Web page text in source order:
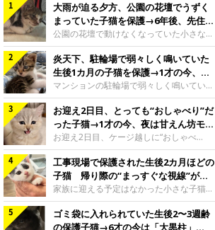
大雨が迫る夕方、公園の花壇でうずく
まっていた子猫を保護→6年後、先住猫
と“姉妹”のような関係に
公園の花壇で動けなくなっていた小さな子
猫。家族に迎えられてから6年、先住猫と
の間には深い絆が育まれていました。保護
当時のティダちゃん。
@muumuu62197189紹介するのは、
X（旧Twitter）ユーザー
@muumuu62197189さんの愛猫・ティダ
ちゃん（取材時6才）の成長記録です。こ
ちらは、生後3カ月ごろのティダちゃん。
飼い主さんが出会ったのは、夜から大雨に
なると予報されていた日の夕方でした。花
壇で動けずにいた子猫保護したばかりのテ
ィダちゃん。@muumuu62197189飼い主
さんは、公園の
炎天下、駐輪場で弱々しく鳴いていた
生後1カ月の子猫を保護→1才の今、筋
肉質でツンデレなコに成長
マンションの駐輪場で弱々しく鳴いてい
た、生後1カ月ほどの子猫。家族に迎えら
れてから1年、体も行動も大きく成長しま
した。炎天下の駐輪場で鳴いていた小さな
子猫保護当時のモモちゃん。@Kingponzu
紹介するのは、X（旧Twitter）ユーザー
@Kingponzuさんの愛猫・モモちゃん（取
材時1才）の成長記録です。こちらは、モ
モちゃんが生後1カ月ごろに撮影された一
枚。飼い主さんの自宅マンションの駐輪場
で鳴いていたところを保護された当時の姿
です。子猫時代のモモちゃん。
お迎え2日目、とっても“おしゃべり”だ
った子猫→1才の今、夜は甘えん坊モー
ドになるコに成長！
お迎え2日目、ケージ越しに“おしゃべ
り”する姿を見せていた子猫。1才になった
今も見せる愛らしい姿にキュンとします。
お迎え2日目、ケージ越しに何かを伝える
ももちゃん“おしゃべり”なももちゃん。
@poocoonyan紹介するのは、Instagram
ユーザー@poocoonyanさんの愛猫・もも
ちゃん（取材時1才／マンチカン）です。
工事現場で保護された生後2カ月ほどの
子猫 帰り際の“まっすぐな視線”が忘
れられず、家族の一員に
家族に迎える予定はなかった小さな子猫。
帰り際に見せた姿が、飼い主さんの心に残
りました。保護当時の夏目ちゃん。
@shibainu_rintaro紹介するのは、
ゴミ袋に入れられていた生後2〜3週齢